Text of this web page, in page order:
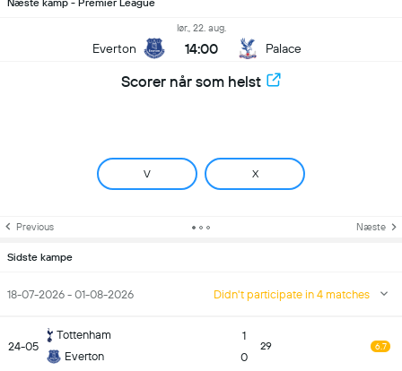
Næste kamp - Premier League
Everton
lør., 22. aug.
14:00 Palace
Scorer når som helst
V X
Previous Næste
Sidste kampe
18-07-2026 - 01-08-2026 Didn't participate in 4 matches
24-05
Tottenham
Everton
1
0
29 6.7